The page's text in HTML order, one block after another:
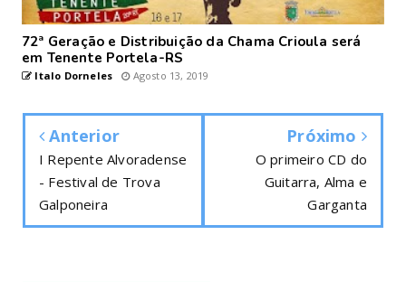
72ª Geração e Distribuição da Chama Crioula será
em Tenente Portela-RS
Italo Dorneles Agosto 13, 2019
Anterior
I Repente Alvoradense
- Festival de Trova
Galponeira
Próximo
O primeiro CD do
Guitarra, Alma e
Garganta